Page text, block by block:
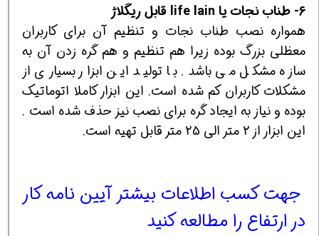
6- طناب نجات یا life lain قابل ریگلاژ
همواره نصب طناب نجات و تنظیم آن برای کاربران
معظلی بزرگ بوده زیرا هم تنظیم و هم گره زدن آن به
سازه مشکل می باشد. با تولید این ابزار بسیاری از
مشکلات کاربران کم شده است. این ابزار کاملا اتوماتیک
بوده و نیاز به ایجاد گره برای نصب نیز حذف شده است .
این ابزار از 2 متر الی 25 متر قابل تهیه است.
جهت کسب اطلاعات بیشتر آیین نامه کار
در ارتفاع را مطالعه کنید